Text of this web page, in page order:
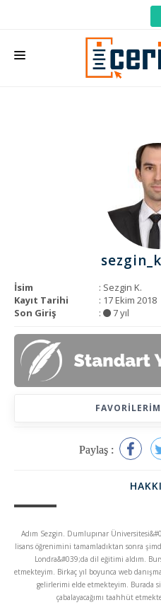
KURUMSAL
İsim
: Sezgin K.
Kayıt Tarihi
: 17 Ekim 2018
Son Giriş
: 7 yıl
Paylaş :
Adım Sezgin. Dumlupınar
lisans öğrenimini tamamladıktan sonra
Londra&#039;da dil eğitimi aldım.
etmekteyim. Birkaç yıl boyunca web
gelirlerimi elde etmekteyim. Burada
çabalayacağımı taahhüt